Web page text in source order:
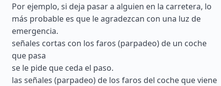
Por ejemplo, si deja pasar a alguien en la carretera, lo
más probable es que le agradezcan con una luz de
emergencia.
señales cortas con los faros (parpadeo) de un coche
que pasa
se le pide que ceda el paso.
las señales (parpadeo) de los faros del coche que viene